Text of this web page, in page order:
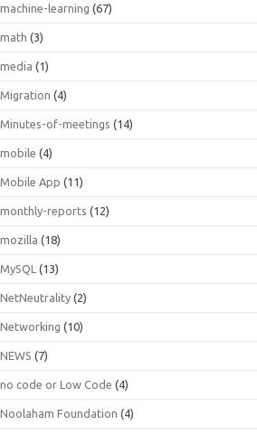
machine-learning (67)
math (3)
media (1)
Migration (4)
Minutes-of-meetings (14)
mobile (4)
Mobile App (11)
monthly-reports (12)
mozilla (18)
MySQL (13)
NetNeutrality (2)
Networking (10)
NEWS (7)
no code or Low Code (4)
Noolaham Foundation (4)